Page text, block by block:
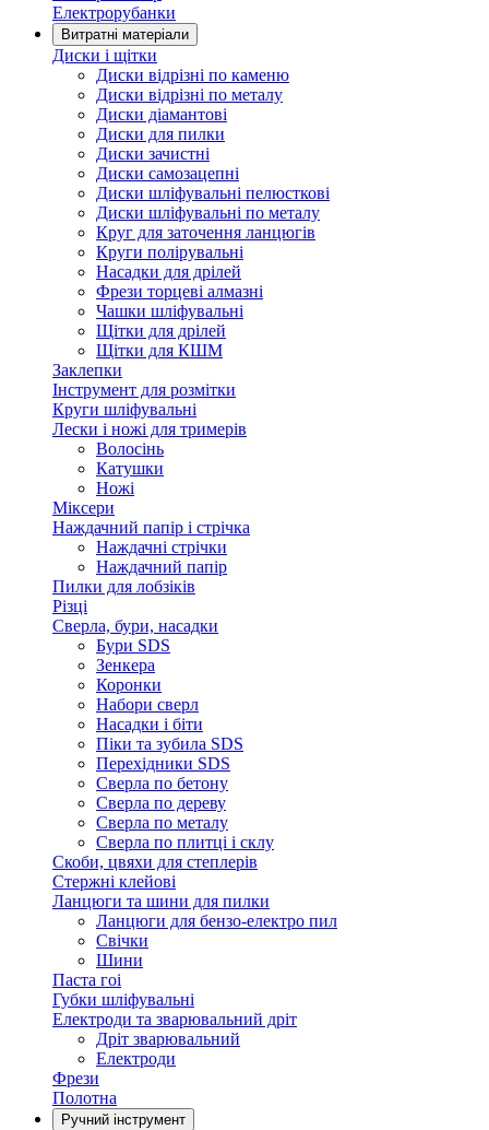
Електрорубанки
Витратні матеріали
Диски і щітки
Диски відрізні по каменю
Диски відрізні по металу
Диски діамантові
Диски для пилки
Диски зачистні
Диски самозацепні
Диски шліфувальні пелюсткові
Диски шліфувальні по металу
Круг для заточення ланцюгів
Круги полірувальні
Насадки для дрілей
Фрези торцеві алмазні
Чашки шліфувальні
Щітки для дрілей
Щітки для КШМ
Заклепки
Інструмент для розмітки
Круги шліфувальні
Лески і ножі для тримерів
Волосінь
Катушки
Ножі
Міксери
Наждачний папір і стрічка
Наждачні стрічки
Наждачний папір
Пилки для лобзіків
Різці
Сверла, бури, насадки
Бури SDS
Зенкера
Коронки
Набори сверл
Насадки і біти
Піки та зубила SDS
Перехідники SDS
Сверла по бетону
Сверла по дереву
Сверла по металу
Сверла по плитці і склу
Скоби, цвяхи для степлерів
Стержні клейові
Ланцюги та шини для пилки
Ланцюги для бензо-електро пил
Свічки
Шини
Паста гоі
Губки шліфувальні
Електроди та зварювальний дріт
Дріт зварювальний
Електроди
Фрези
Полотна
Ручний інструмент